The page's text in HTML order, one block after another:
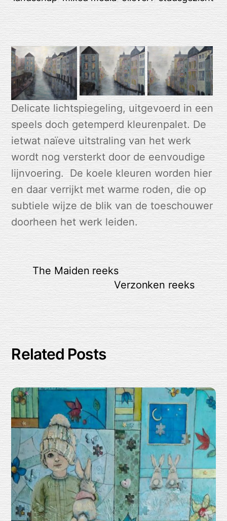
Delicate lichtspiegeling, uitgevoerd in een
speels doch getemperd kleurenpalet. De
ietwat naïeve uitstraling van het werk
wordt nog versterkt door de eenvoudige
lijnvoering. De koele kleuren worden hier
en daar verrijkt met warme roden, die op
subtiele wijze de blik van de toeschouwer
doorheen het werk leiden.
The Maiden reeks
Verzonken reeks
Related Posts